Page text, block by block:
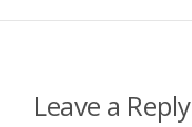
Leave a Reply